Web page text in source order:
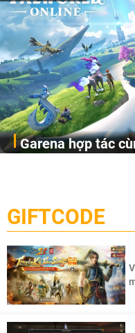
Garena hợp tác
cầu, theo giấy phép
Pocketpair, Inc.
GIFTCODE